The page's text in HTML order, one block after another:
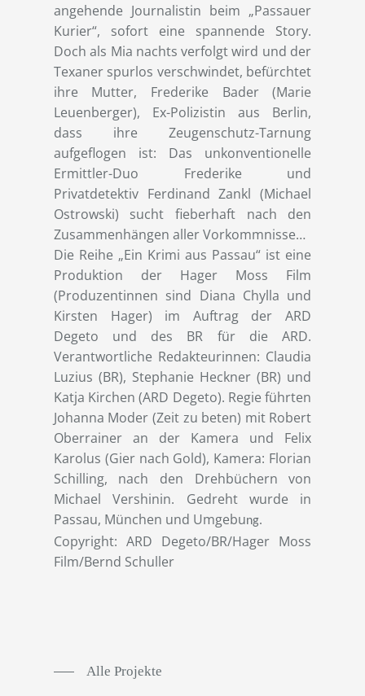
angehende Journalistin beim „Passauer
Kurier“, sofort eine spannende Story.
Doch als Mia nachts verfolgt wird und der
Texaner spurlos verschwindet, befürchtet
ihre Mutter, Frederike Bader (Marie
Leuenberger), Ex-Polizistin aus Berlin,
dass ihre Zeugenschutz-Tarnung
aufgeflogen ist: Das unkonventionelle
Ermittler-Duo Frederike und
Privatdetektiv Ferdinand Zankl (Michael
Ostrowski) sucht fieberhaft nach den
Zusammenhängen aller Vorkommnisse…
Die Reihe „Ein Krimi aus Passau“ ist eine
Produktion der Hager Moss Film
(Produzentinnen sind Diana Chylla und
Kirsten Hager) im Auftrag der ARD
Degeto und des BR für die ARD.
Verantwortliche Redakteurinnen: Claudia
Luzius (BR), Stephanie Heckner (BR) und
Katja Kirchen (ARD Degeto). Regie führten
Johanna Moder (Zeit zu beten) mit Robert
Oberrainer an der Kamera und Felix
Karolus (Gier nach Gold), Kamera: Florian
Schilling, nach den Drehbüchern von
Michael Vershinin. Gedreht wurde in
Passau, München und Umgebung.
Copyright: ARD Degeto/BR/Hager Moss
Film/Bernd Schuller
Alle Projekte